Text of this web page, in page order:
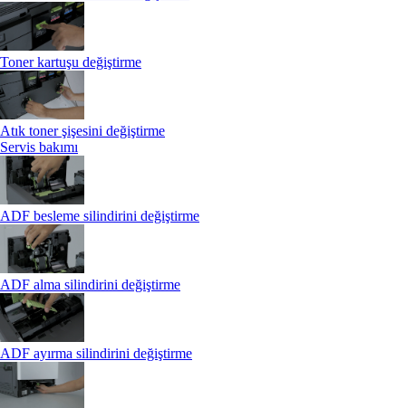
Toner kartuşu değiştirme
Atık toner şişesini değiştirme
Servis bakımı
ADF besleme silindirini değiştirme
ADF alma silindirini değiştirme
ADF ayırma silindirini değiştirme